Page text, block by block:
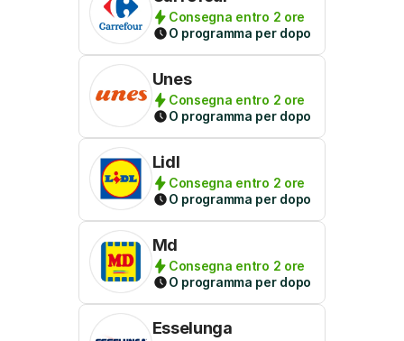
Consegna entro 2 ore
O programma per dopo
Unes
Consegna entro 2 ore
O programma per dopo
Lidl
Consegna entro 2 ore
O programma per dopo
Md
Consegna entro 2 ore
O programma per dopo
Esselunga